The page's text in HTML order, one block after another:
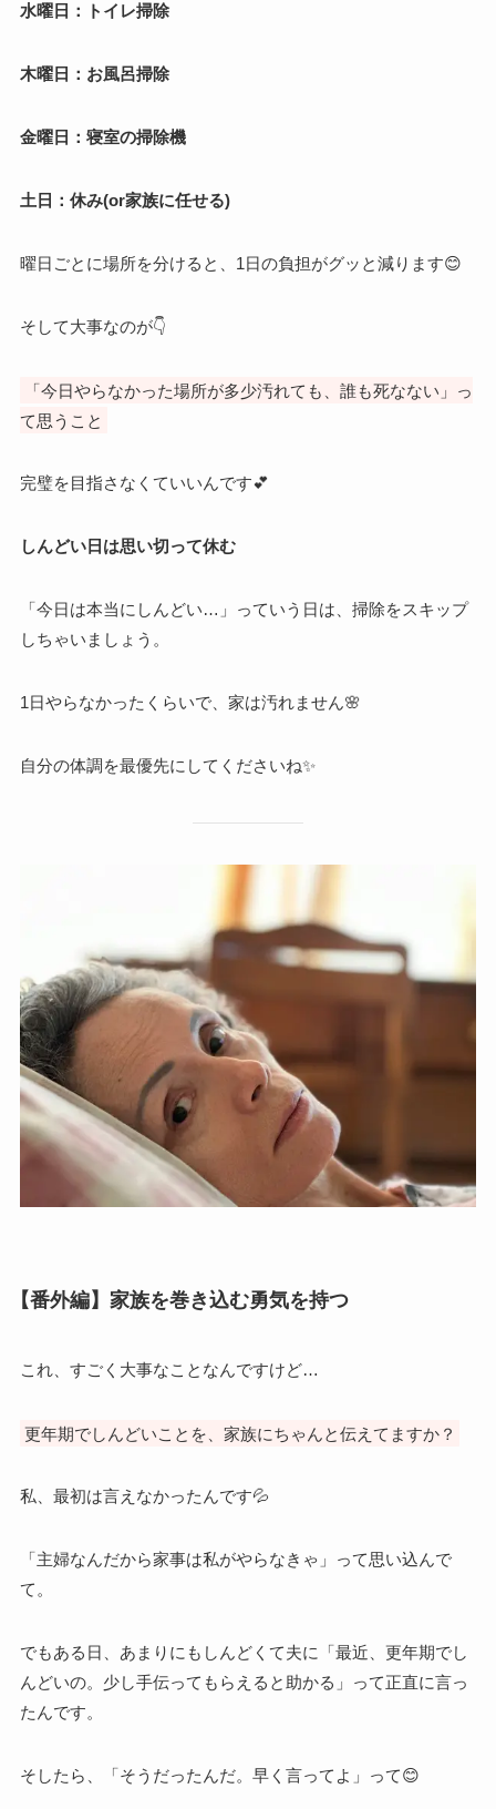
水曜日：トイレ掃除
木曜日：お風呂掃除
金曜日：寝室の掃除機
土日：休み(or家族に任せる)
曜日ごとに場所を分けると、1日の負担がグッと減ります😊
そして大事なのが👇
「今日やらなかった場所が多少汚れても、誰も死なない」っ
て思うこと
完璧を目指さなくていいんです💕
しんどい日は思い切って休む
「今日は本当にしんどい…」っていう日は、掃除をスキップ
しちゃいましょう。
1日やらなかったくらいで、家は汚れません🌸
自分の体調を最優先にしてくださいね✨
【番外編】家族を巻き込む勇気を持つ
これ、すごく大事なことなんですけど…
更年期でしんどいことを、家族にちゃんと伝えてますか？
私、最初は言えなかったんです💦
「主婦なんだから家事は私がやらなきゃ」って思い込んで
て。
でもある日、あまりにもしんどくて夫に「最近、更年期でし
んどいの。少し手伝ってもらえると助かる」って正直に言っ
たんです。
そしたら、「そうだったんだ。早く言ってよ」って😊